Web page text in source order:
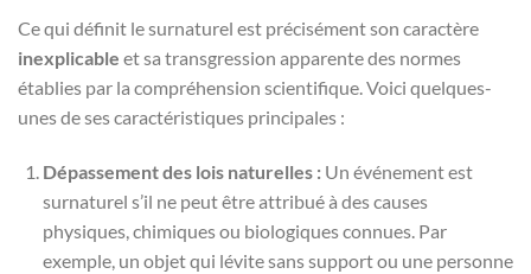
Ce qui définit le surnaturel est précisément son caractère
inexplicable et sa transgression apparente des normes
établies par la compréhension scientifique. Voici quelques-
unes de ses caractéristiques principales :
Dépassement des lois naturelles :Un événement est
surnaturel s’il ne peut être attribué à des causes
physiques, chimiques ou biologiques connues. Par
exemple, un objet qui lévite sans support ou une personne